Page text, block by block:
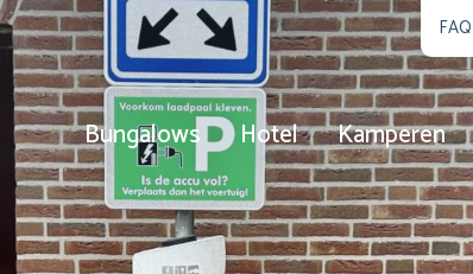
FAQ
Bungalows Hotel Kamperen